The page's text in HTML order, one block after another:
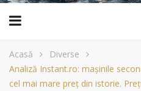
Acasă
Diverse
Analiză Instant.ro: mașinile
cel mai mare preț din istorie.